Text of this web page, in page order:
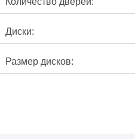
Диски:
Размер дисков: